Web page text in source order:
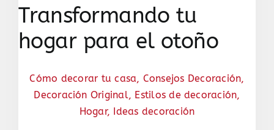
Transformando tu
hogar para el otoño
Cómo decorar tu casa, Consejos Decoración,
Decoración Original, Estilos de decoración,
Hogar, Ideas decoración